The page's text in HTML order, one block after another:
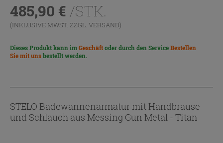
485,90 € /STK.
(INKLUSIVE MWST. ZZGL. VERSAND)
Dieses Produkt kann imGeschäftoder durch den ServiceBestellen
Sie mit unsbestellt werden.
STELO Badewannenarmatur mit Handbrause
und Schlauch aus Messing Gun Metal - Titan